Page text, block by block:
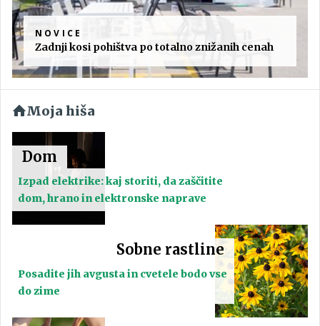
NOVICE
Zadnji kosi pohištva po totalno znižanih cenah
Moja hiša
Dom
Izpad elektrike: kaj storiti, da zaščitite
dom, hrano in elektronske naprave
Sobne rastline
Posadite jih avgusta in cvetele bodo vse
do zime